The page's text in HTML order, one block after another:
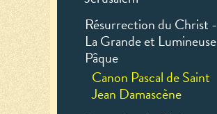
Résurrection du Christ -
La Grande et Lumineuse
Pâque
Canon Pascal de Saint
Jean Damascène